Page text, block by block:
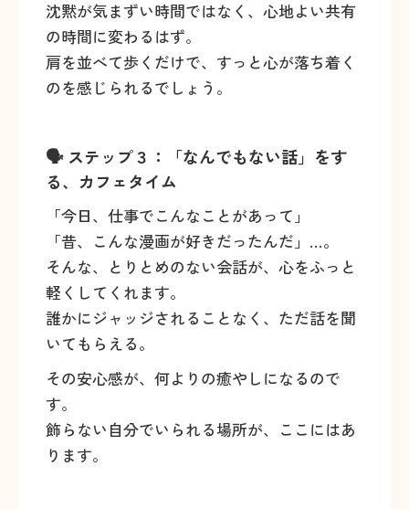
沈黙が気まずい時間ではなく、心地よい共有
の時間に変わるはず。
肩を並べて歩くだけで、すっと心が落ち着く
のを感じられるでしょう。
🗣️ ステップ３：「なんでもない話」をす
る、カフェタイム
「今日、仕事でこんなことがあって」
「昔、こんな漫画が好きだったんだ」…。
そんな、とりとめのない会話が、心をふっと
軽くしてくれます。
誰かにジャッジされることなく、ただ話を聞
いてもらえる。
その安心感が、何よりの癒やしになるので
す。
飾らない自分でいられる場所が、ここにはあ
ります。